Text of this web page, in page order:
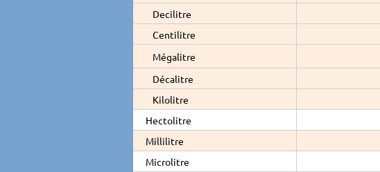
Decilitre
Centilitre
Mégalitre
Décalitre
Kilolitre
Hectolitre
Millilitre
Microlitre